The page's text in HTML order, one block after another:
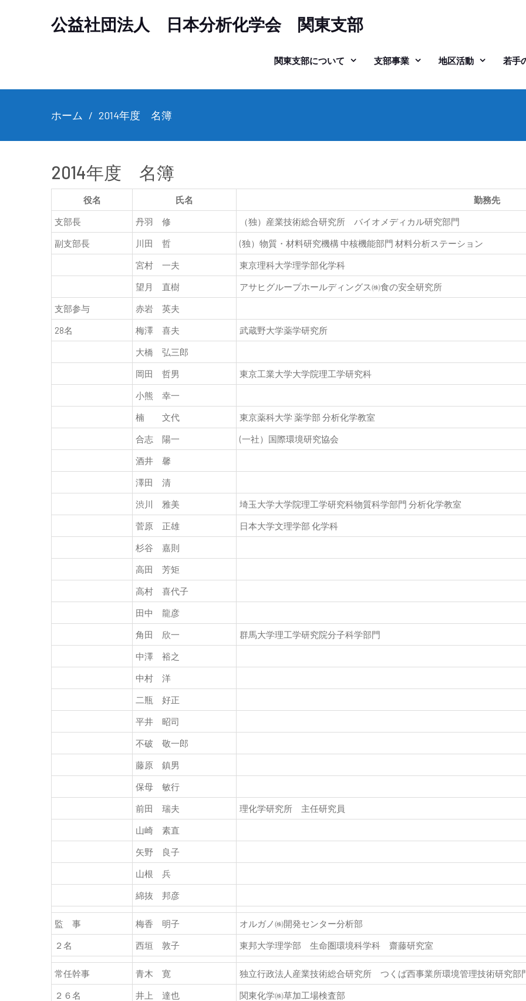
公益社団法人 日本分析化学会 関東支部
関東支部について 支部事業 地区活動 若手
ホーム 2014年度 名簿
2014年度 名簿
役名 氏名 勤務先
支部長 丹羽 修 （独）産業技術総合研究所 バイオメディカル研究部門
副支部長 川田 哲 (独）物質・材料研究機構 中核機能部門 材料分析ステーション
宮村 一夫 東京理科大学理学部化学科
望月 直樹 アサヒグループホールディングス㈱食の安全研究所
支部参与 赤岩 英夫
28名 梅澤 喜夫 武蔵野大学薬学研究所
大橋 弘三郎
岡田 哲男 東京工業大学大学院理工学研究科
小熊 幸一
楠 文代 東京薬科大学 薬学部 分析化学教室
合志 陽一 (一社）国際環境研究協会
酒井 馨
澤田 清
渋川 雅美 埼玉大学大学院理工学研究科物質科学部門 分析化学教室
菅原 正雄 日本大学文理学部 化学科
杉谷 嘉則
高田 芳矩
高村 喜代子
田中 龍彦
角田 欣一 群馬大学理工学研究院分子科学部門
中澤 裕之
中村 洋
二瓶 好正
平井 昭司
不破 敬一郎
藤原 鎮男
保母 敏行
前田 瑞夫 理化学研究所 主任研究員
山崎 素直
矢野 良子
山根 兵
綿抜 邦彦
監 事 梅香 明子 オルガノ㈱開発センター分析部
２名 西垣 敦子 東邦大学理学部 生命圏環境科学科 齋藤研究室
常任幹事 青木 寛 独立行政法人産業技術総合研究所 つくば西事業所環境管理技術研究部
２６名 井上 達也 関東化学㈱草加工場検査部